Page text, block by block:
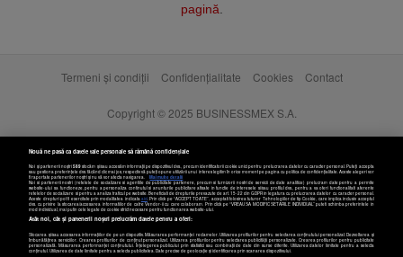
pagină
Termeni și condiții Confidențialitate Cookies Contact
Copyright © 2025 BUSINESSMEX S.A.
Setări cookies
Nouă ne pasă ca datele tale personale să rămână confidențiale
Noi și partenerii noștri589stocăm și/sau accesăm informații pe dispozitivul dvs., precum identificatorii cookie unici pentru prelucrarea datelor cu caracter personal. Puteți accepta
sau gestiona preferințele dvs. făcând clic mai jos, respectiv vă puteți opune utilizării unui interes legitim în orice moment pe pagina cu politica de confidențialitate. Aceste alegeri vor
fi raportate partenerilor noștri și nu vă vor afecta navigarea.
Mai multe detalii
Noi si partenerii nostri (retelele de socializare si agentiile de publicitate partenere, precum si furnizorii nostri de servicii de date analitice) prelucram date pentru a permite
website-ului sa functioneze, pentru a personaliza continutul si anunturile publicitare afisate in functie de interesele si/sau profilul dvs., pentru a va oferi functionalitati aferente
retelelor de socializare si pentru a analiza traficul pe website. Beneficiati de drepturile prevazute de art. 15-22 din GDPR in legatura cu prelucrarea datelor cu caracter personal.
Aceste drepturi pot fi exercitate prin modalitatea indicataaici. Prin click pe “ACCEPT TOATE”, acceptati folosirea tuturor Tehnologiilor de tip Cookie, care implica inclusiv acceptul
dvs. cu privire la stocarea/accesarea informatiilor de catre Vendor-ii cu care colaboram. Prin click pe “VREAU SA MODIFIC SETARILE INDIVIDUAL” puteti schimba preferintele in
mod individual, mai putin cele legate de cookie strict necesare pentru functionarea website-ului.
Atât noi, cât și partenerii noștri prelucrăm datele pentru a oferi:
Stocarea și/sau accesarea informațiilor de pe un dispozitiv. Măsurarea performanței reclamelor. Utilizarea profilurilor pentru selectarea conținutului personalizat. Dezvoltarea și
îmbunătățirea serviciilor. Crearea profilurilor de conținut personalizat. Utilizarea profilurilor pentru selectarea publicității personalizate. Crearea profilurilor pentru publicitate
personalizată. Măsurarea performanței conținutului. Înțelegerea publicului prin statistici sau combinații de date din surse diferite. Utilizarea datelor limitate pentru a selecta
conținutul. Utilizarea de date limitate pentru a selecta publicitatea. Date precise de geolocație și identificarea prin scanarea dispozitivului.